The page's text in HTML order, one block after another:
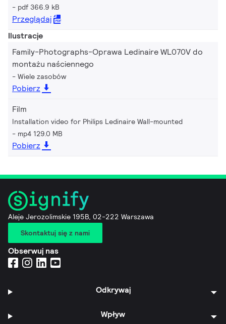
pdf 366.9 kB
Przeglądaj
Ilustracje
Family-Photographs-Oprawa Ledinaire WL070V do
montażu naściennego
Wiele zasobów
Pobierz
Film
Installation video for Philips Ledinaire Wall-mounted
mp4 129.0 MB
Pobierz
Aleje Jerozolimskie 195B, 02-222 Warszawa
Skontaktuj się z nami
Obserwuj nas
Odkrywaj
Wpływ